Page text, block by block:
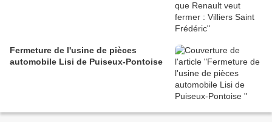
Fermeture de l'usine de pièces
automobile Lisi de Puiseux-Pontoise